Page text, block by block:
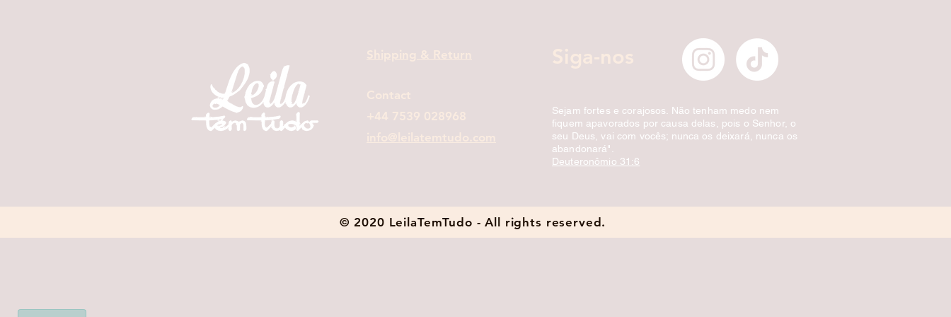
Sejam fortes e corajosos. Não tenham medo nem
fiquem apavorados por causa delas, pois o Senhor, o
seu Deus, vai com vocês; nunca os deixará, nunca os
abandonará".
Deuteronômio 31:6
© 2020 LeilaTemTudo - All rights reserved.